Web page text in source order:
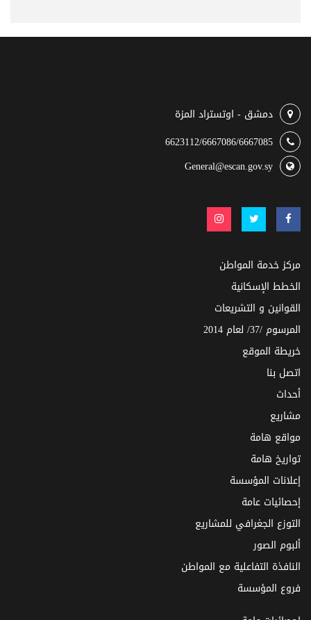
دمشق - اوتستراد المزة
6623112/6667086/6667085
General@escan.gov.sy
مركز خدمة المواطن
الخطط الإسكانية
القوانين و التشريعات
المرسوم /37/ لعام 2014
خريطة الموقع
اتصل بنا
أحداث
مشاريع
مواقع هامة
تواريخ هامة
إعلانات المؤسسة
إحصائيات عامة
التوزع الجغرافي للمشاريع
ألبوم الصور
النافذة التفاعلية مع المواطن
فروع المؤسسة